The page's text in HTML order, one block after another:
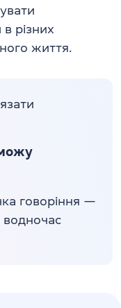
різних
життя.
говоріння —
водночас